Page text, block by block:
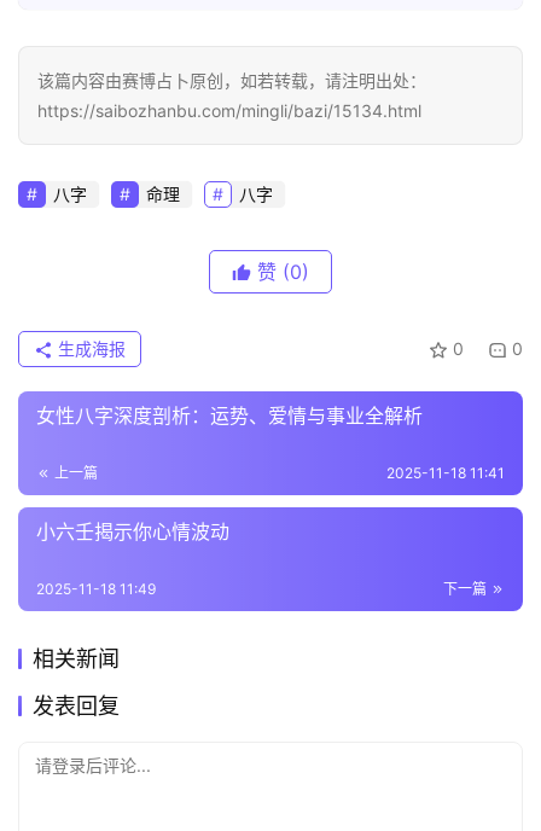
该篇内容由赛博占卜原创，如若转载，请注明出处：
https://saibozhanbu.com/mingli/bazi/15134.html
八字 命理 八字
赞 (0)
0 0
生成海报
女性八字深度剖析：运势、爱情与事业全解析
上一篇 2025-11-18 11:41
小六壬揭示你心情波动
下一篇
2025-11-18 11:49
相关新闻
发表回复
请登录后评论...